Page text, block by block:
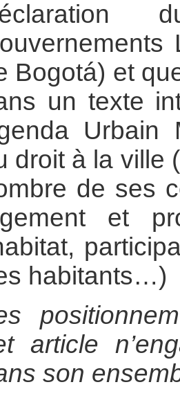
Bogotá) et
un texte
Urbain
droit à la ville
de ses
et
habitants…)
article
son